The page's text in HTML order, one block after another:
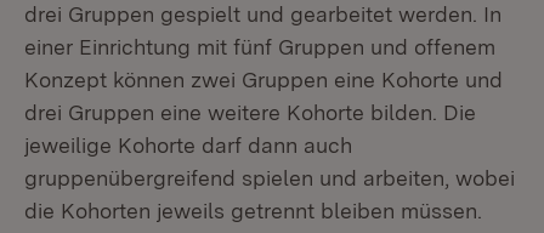
drei Gruppen gespielt und gearbeitet werden. In
einer Einrichtung mit fünf Gruppen und offenem
Konzept können zwei Gruppen eine Kohorte und
drei Gruppen eine weitere Kohorte bilden. Die
jeweilige Kohorte darf dann auch
gruppenübergreifend spielen und arbeiten, wobei
die Kohorten jeweils getrennt bleiben müssen.